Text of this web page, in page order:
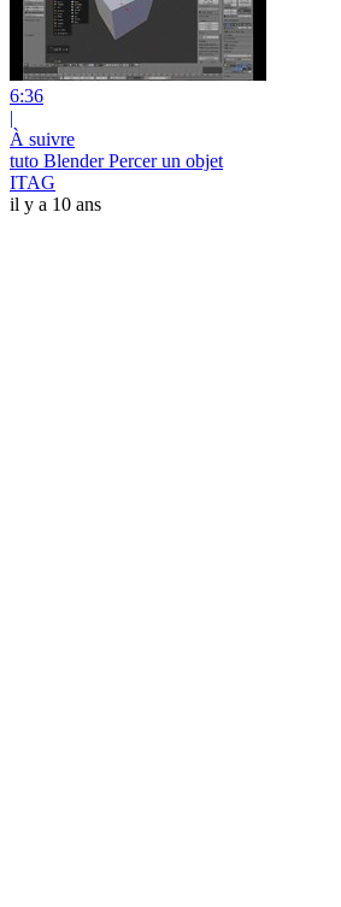
6:36
|
À suivre
tuto Blender Percer un objet
ITAG
il y a 10 ans